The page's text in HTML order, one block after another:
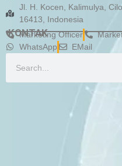
Jl. H. Kocen, Kalimulya,
16413, Indonesia
KONTAK
Marketing Officer
WhatsApp
EMail